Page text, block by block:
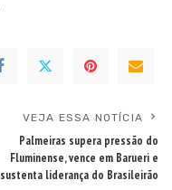
VEJA ESSA NOTÍCIA
Palmeiras supera pressão do
Fluminense, vence em Barueri e
sustenta liderança do Brasileirão